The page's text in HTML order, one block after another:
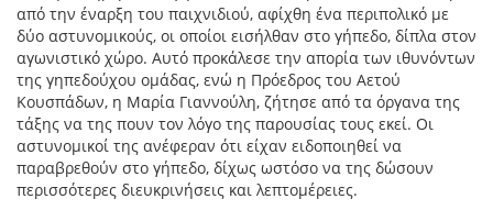
από την έναρξη του παιχνιδιού, αφίχθη ένα περιπολικό με
δύο αστυνομικούς, οι οποίοι εισήλθαν στο γήπεδο, δίπλα στον
αγωνιστικό χώρο. Αυτό προκάλεσε την απορία των ιθυνόντων
της γηπεδούχου ομάδας, ενώ η Πρόεδρος του Αετού
Κουσπάδων, η Μαρία Γιαννούλη, ζήτησε από τα όργανα της
τάξης να της πουν τον λόγο της παρουσίας τους εκεί. Οι
αστυνομικοί της ανέφεραν ότι είχαν ειδοποιηθεί να
παραβρεθούν στο γήπεδο, δίχως ωστόσο να της δώσουν
περισσότερες διευκρινήσεις και λεπτομέρειες.